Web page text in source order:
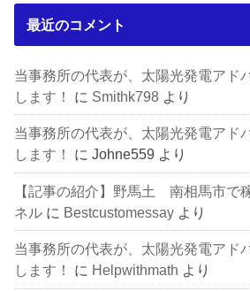
最近のコメント
当事務所の代表が、太陽光発電アド
します！
に Smithk798 より
当事務所の代表が、太陽光発電アド
します！
にJohne559 より
【記事の紹介】野馬土 南相馬市で
ネル に Bestcustomessay より
当事務所の代表が、太陽光発電アド
します！
に Helpwithmath より